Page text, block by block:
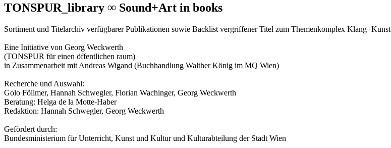
TONSPUR_library ∞ Sound+Art in books
Sortiment und Titelarchiv verfügbarer Publikationen sowie Backlist vergriffener Titel zum Themenkomplex Klang+Kunst
Eine Initiative von Georg Weckwerth
(TONSPUR für einen öffentlichen raum)
in Zusammenarbeit mit Andreas Wigand (Buchhandlung Walther König im MQ Wien)
Recherche und Auswahl:
Golo Föllmer, Hannah Schwegler, Florian Wachinger, Georg Weckwerth
Beratung: Helga de la Motte-Haber
Redaktion: Hannah Schwegler, Georg Weckwerth
Gefördert durch:
Bundesministerium für Unterricht, Kunst und Kultur und Kulturabteilung der Stadt Wien